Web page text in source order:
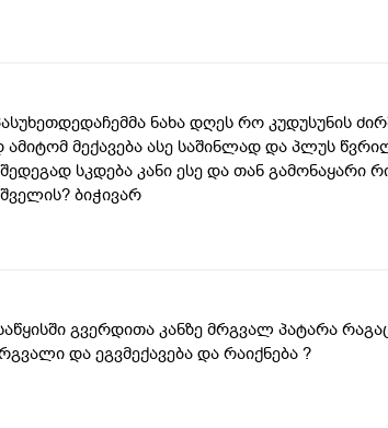
არა ანუ კუდუსუნთან არა ბოლოში სადაც
მარა მომენტშირომ ვიწმენდავ მედება
რაგაც მედება იმადგილში სადაც აგიხწერეთ
რომ ბავშობიდან ასე მაქვს და ადრეც
ნახა დღეს რო კუდუსუნის
ამიტომ მექავება ასე საშინლად და პლუს
სკდება კანი ესე და თან გამონაყარი
ბიჭივარ
გვერდითა კანზე მრგვალ პატარა
და ეგვმექავება და რაიქნება ?